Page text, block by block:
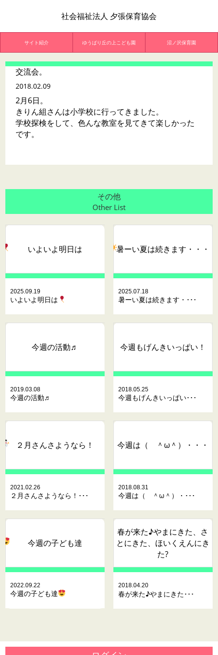
社会福祉法人 夕張保育協会
サイト紹介 ゆうばり丘の上こども園 沼ノ沢保育園
交流会。
2018.02.09
2月6日。
きりん組さんは小学校に行ってきました。
学校探検をして、色んな教室を見てきて楽しかった
です。
その他
Other List
いよいよ明日は
2025.09.19
いよいよ明日は
暑ーい夏は続きます・・・
2025.07.18
暑ーい夏は続きます・･･･
今週の活動♬
2019.03.08
今週の活動♬
今週もげんきいっぱい！
2018.05.25
今週もげんきいっぱい･･･
２月さんさようなら！
2021.02.26
２月さんさようなら！･･･
今週は（ ＾ω＾）・・・
2018.08.31
今週は（ ＾ω＾）・･･･
今週の子ども達
2022.09.22
今週の子ども達
春が来た♪やまにきた、さ
とにきた、ほいくえんにき
た?
2018.04.20
春が来た♪やまにきた･･･